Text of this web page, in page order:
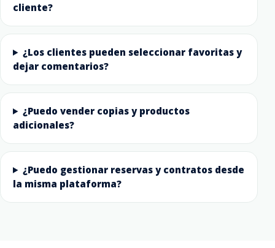
cliente?
¿Los clientes pueden seleccionar favoritas y
dejar comentarios?
¿Puedo vender copias y productos
adicionales?
¿Puedo gestionar reservas y contratos desde
la misma plataforma?